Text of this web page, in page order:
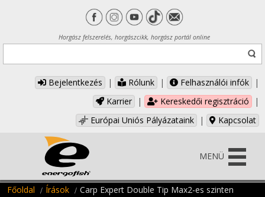
Horgász felszerelés, horgászcikk, horgász portál online
Bejelentkezés | Rólunk | Felhasználói infók
|
Karrier
| Kereskedői regisztráció
|
Európai Uniós Pályázataink
| Kapcsolat
MENÜ
Főoldal Írások Carp Expert Double Tip Max2-es szinten